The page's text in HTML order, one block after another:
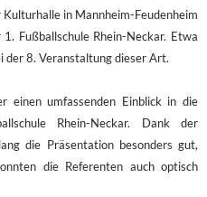
in Mannheim-Feudenheim
Fußballschule Rhein-Neckar. Etwa
der 8. Veranstaltung dieser Art.
einen umfassenden Einblick in die
Rhein-Neckar. Dank der
die Präsentation besonders gut,
die Referenten auch optisch